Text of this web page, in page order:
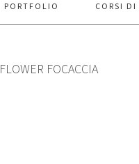
PORTFOLIO CORSI
FLOWER FOCACCIA